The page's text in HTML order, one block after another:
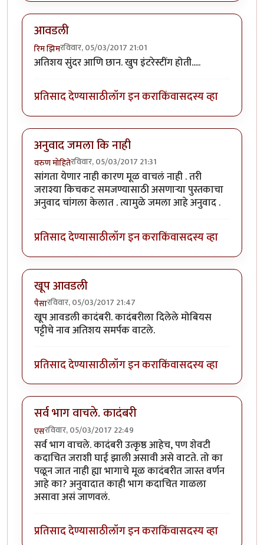
आवडली
रिम झिमरविवार, 05/03/2017 21:01
अतिशय सुंदर आणि छान. खुप इंटरेस्टींग होती.....
प्रतिसाद देण्यासाठीलॉग इन कराकिंवासदस्य व्हा
अनुवाद जमला कि नाही
वरुण मोहितेरविवार, 05/03/2017 21:31
सांगता येणार नाही कारण मूळ वाचलं नाही . तरी
जराश्या किचकट समजण्यासाठी असणाऱ्या पुस्तकाचा
अनुवाद चांगला केलात . त्यामुळे जमला आहे अनुवाद .
प्रतिसाद देण्यासाठीलॉग इन कराकिंवासदस्य व्हा
खूप आवडली
पैसारविवार, 05/03/2017 21:47
खूप आवडली कादंबरी. कादंबरीला दिलेले मोबियस
पट्टीचे नाव अतिशय समर्पक वाटले.
प्रतिसाद देण्यासाठीलॉग इन कराकिंवासदस्य व्हा
सर्व भाग वाचले. कादंबरी
एसरविवार, 05/03/2017 22:49
सर्व भाग वाचले. कादंबरी उत्कृष्ठ आहेच, पण शेवटी
कदाचित जराशी घाई झाली असावी असे वाटते. तो का
पळून जात नाही ह्या भागाचे मूळ कादंबरीत जास्त वर्णन
आहे का? अनुवादात काही भाग कदाचित गाळला
असावा असं जाणवलं.
प्रतिसाद देण्यासाठीलॉग इन कराकिंवासदस्य व्हा